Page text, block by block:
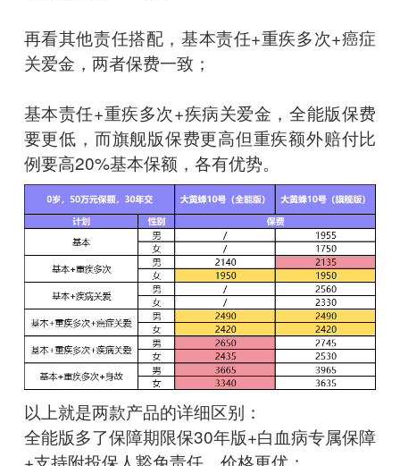
再看其他责任搭配，基本责任+重疾多次+癌症
关爱金，两者保费一致；
基本责任+重疾多次+疾病关爱金，全能版保费
要更低，而旗舰版保费更高但重疾额外赔付比
例要高20%基本保额，各有优势。
以上就是两款产品的详细区别：
全能版多了保障期限保30年版+白血病专属保障